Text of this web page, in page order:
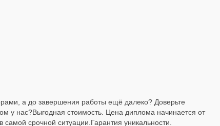
а до завершения работы ещё далеко? Доверьте
у нас?Выгодная стоимость. Цена диплома начинается от
срочной ситуации.Гарантия уникальности.